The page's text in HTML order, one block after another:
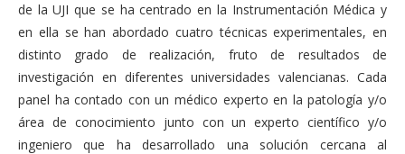
de la UJI que se ha centrado en la Instrumentación Médica y
en ella se han abordado cuatro técnicas experimentales, en
distinto grado de realización, fruto de resultados de
investigación en diferentes universidades valencianas. Cada
panel ha contado con un médico experto en la patología y/o
área de conocimiento junto con un experto científico y/o
ingeniero que ha desarrollado una solución cercana al